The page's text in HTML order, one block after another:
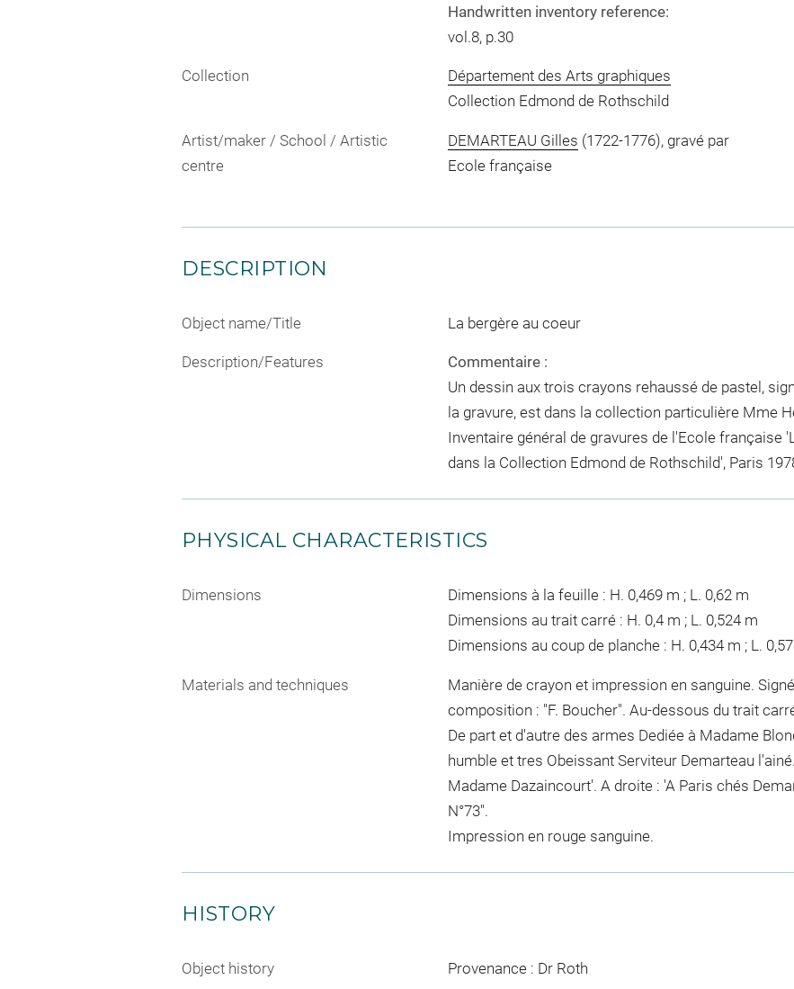
Handwritten inventory reference:
vol.8, p.30
Collection
Département des Arts graphiques
Collection Edmond de Rothschild
Artist/maker / School / Artistic
centre
DEMARTEAU Gilles (1722-1776), gravé par
Ecole française
DESCRIPTION
Object name/Title La bergère au coeur
Description/Features
Commentaire :
Un dessin aux trois crayons rehaussé de pastel,
la gravure, est dans la collection particulière Mme
Inventaire général de gravures de l'Ecole française
dans la Collection Edmond de Rothschild', Paris
PHYSICAL CHARACTERISTICS
Dimensions
Dimensions à la feuille : H. 0,469 m ; L. 0,62 m
Dimensions au trait carré : H. 0,4 m ; L. 0,524 m
Dimensions au coup de planche : H. 0,434 m ; L.
Materials and techniques
Manière de crayon et impression en sanguine.
composition : "F. Boucher". Au-dessous du trait
De part et d'autre des armes Dediée à Madame
humble et tres Obeissant Serviteur Demarteau
Madame Dazaincourt'. A droite : 'A Paris chés
N°73".
Impression en rouge sanguine.
HISTORY
Object history Provenance : Dr Roth